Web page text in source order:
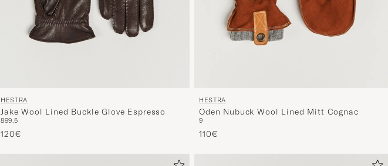
HESTRA
Jake Wool Lined Buckle Glove Espresso
899,5
120€
HESTRA
Oden Nubuck Wool Lined Mitt Cognac
9
110€